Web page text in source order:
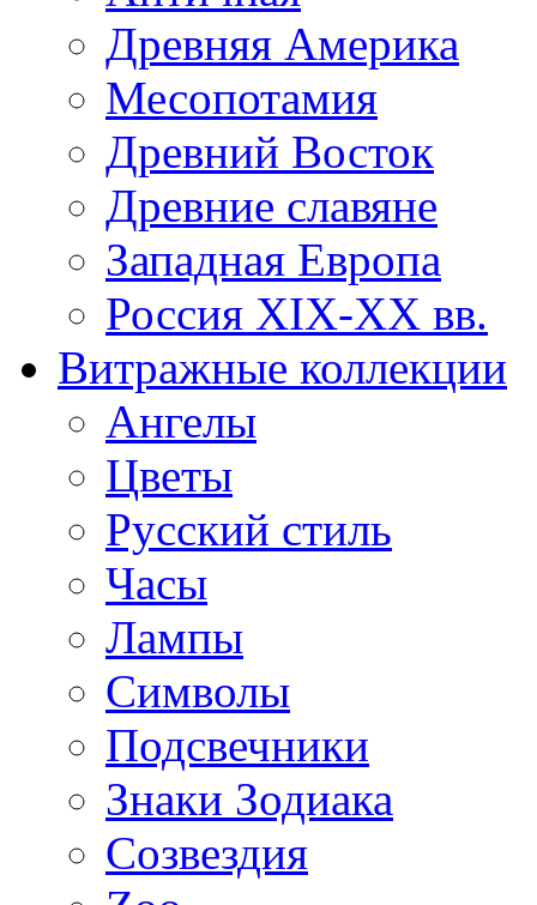
Древняя Америка
Месопотамия
Древний Восток
Древние славяне
Западная Европа
Россия XIX-XX вв.
Витражные коллекции
Ангелы
Цветы
Русский стиль
Часы
Лампы
Символы
Подсвечники
Знаки Зодиака
Созвездия